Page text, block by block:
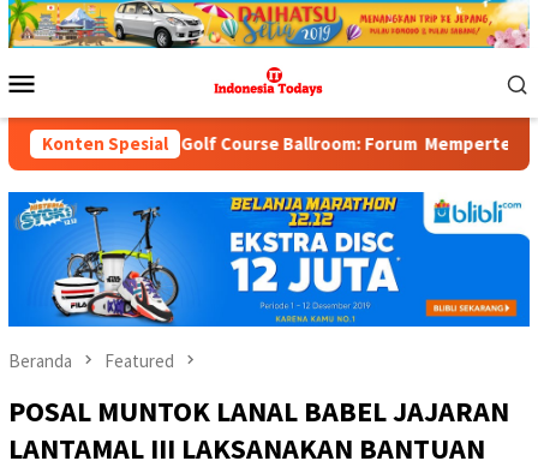
Loncat
ke
Mobile
Konten Spesial
Golf Course Ballroom: Forum Mempertemukan
Beranda Featured
POSAL MUNTOK LANAL BABEL JAJARAN
LANTAMAL III LAKSANAKAN BANTUAN